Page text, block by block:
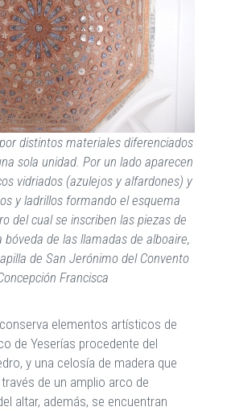
distintos materiales diferenciados
sola unidad. Por un lado aparecen
vidriados (azulejos y alfardones) y
y ladrillos formando el esquema
del cual se inscriben las piezas de
de las llamadas de alboaire,
de San Jerónimo del Convento
Francisca
elementos artísticos de
de Yeserías procedente del
y una celosía de madera que
de un amplio arco de
altar, además, se encuentran